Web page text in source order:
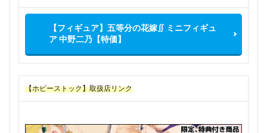
【フィギュア】五等分の花嫁∬ ミニフィギュ
ア 中野二乃【特価】
【ホビーストック】取扱店リンク